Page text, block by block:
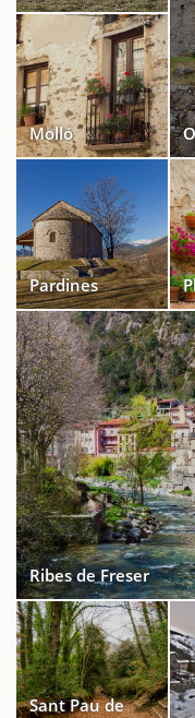
Molló
Pardines
Ribes de Freser
Sant Pau de